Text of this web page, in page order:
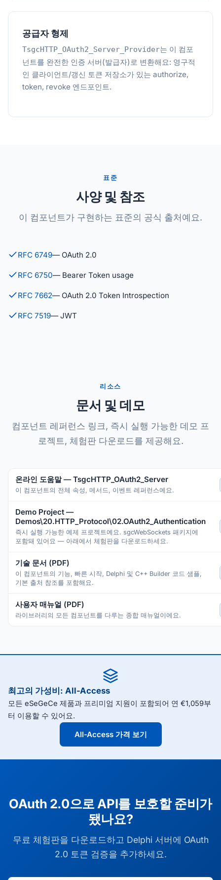
공급자 형제
TsgcHTTP_OAuth2_Server_Provider는 이 컴포
넌트를 완전한 인증 서버(발급자)로 변환해요: 영구적
인 클라이언트/갱신 토큰 저장소가 있는 authorize,
token, revoke 엔드포인트.
표준
사양 및 참조
이 컴포넌트가 구현하는 표준의 공식 출처예요.
RFC 6749— OAuth 2.0
RFC 6750— Bearer Token usage
RFC 7662— OAuth 2.0 Token Introspection
RFC 7519— JWT
리소스
문서 및 데모
컴포넌트 레퍼런스 링크, 즉시 실행 가능한 데모 프
로젝트, 체험판 다운로드를 제공해요.
온라인 도움말 — TsgcHTTP_OAuth2_Server
이 컴포넌트의 전체 속성, 메서드, 이벤트 레퍼런스예요.
Demo Project —
Demos\20.HTTP_Protocol\02.OAuth2_Authentication
즉시 실행 가능한 예제 프로젝트예요. sgcWebSockets 패키지에
포함돼 있어요 — 아래에서 체험판을 다운로드하세요.
기술 문서 (PDF)
이 컴포넌트의 기능, 빠른 시작, Delphi 및 C++ Builder 코드 샘플,
기본 출처 참조를 포함해요.
사용자 매뉴얼 (PDF)
라이브러리의 모든 컴포넌트를 다루는 종합 매뉴얼이에요.
최고의 가성비: All-Access
모든 eSeGeCe 제품과 프리미엄 지원이 포함되어 연 €1,059부
터 이용할 수 있어요.
All-Access 가격 보기
OAuth 2.0으로 API를 보호할 준비가
됐나요?
무료 체험판을 다운로드하고 Delphi 서버에 OAuth
2.0 토큰 검증을 추가하세요.